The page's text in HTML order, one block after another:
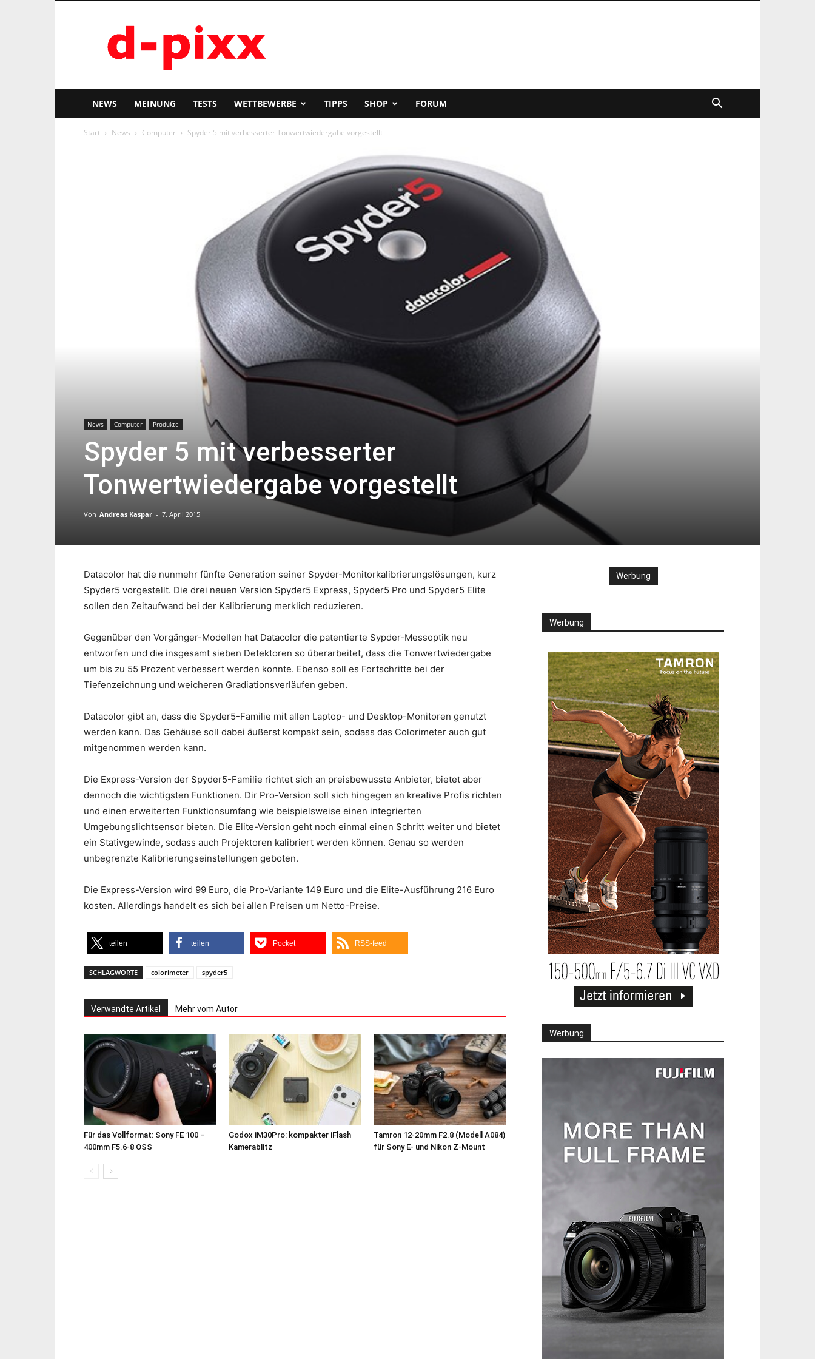
pixx
NEWS MEINUNG TESTS WETTBEWERBE TIPPS SHOP FORUM
Start News Computer Spyder 5 mit verbesserter Tonwertwiedergabe vorgestellt
News Computer Produkte
Spyder 5 mit verbesserter
Tonwertwiedergabe vorgestellt
Von Andreas Kaspar - 7. April 2015
Datacolor hat die nunmehr fünfte Generation seiner Spyder-Monitorkalibrierungslösungen, kurz
Spyder5 vorgestellt. Die drei neuen Version Spyder5 Express, Spyder5 Pro und Spyder5 Elite
sollen den Zeitaufwand bei der Kalibrierung merklich reduzieren.
Gegenüber den Vorgänger-Modellen hat Datacolor die patentierte Sypder-Messoptik neu
entworfen und die insgesamt sieben Detektoren so überarbeitet, dass die Tonwertwiedergabe
um bis zu 55 Prozent verbessert werden konnte. Ebenso soll es Fortschritte bei der
Tiefenzeichnung und weicheren Gradiationsverläufen geben.
Datacolor gibt an, dass die Spyder5-Familie mit allen Laptop- und Desktop-Monitoren genutzt
werden kann. Das Gehäuse soll dabei äußerst kompakt sein, sodass das Colorimeter auch gut
mitgenommen werden kann.
Die Express-Version der Spyder5-Familie richtet sich an preisbewusste Anbieter, bietet aber
dennoch die wichtigsten Funktionen. Dir Pro-Version soll sich hingegen an kreative Profis richten
und einen erweiterten Funktionsumfang wie beispielsweise einen integrierten
Umgebungslichtsensor bieten. Die Elite-Version geht noch einmal einen Schritt weiter und bietet
ein Stativgewinde, sodass auch Projektoren kalibriert werden können. Genau so werden
unbegrenzte Kalibrierungseinstellungen geboten.
Die Express-Version wird 99 Euro, die Pro-Variante 149 Euro und die Elite-Ausführung 216 Euro
kosten. Allerdings handelt es sich bei allen Preisen um Netto-Preise.
teilen teilen Pocket RSS-feed
SCHLAGWORTE colorimeter spyder5
Verwandte Artikel Mehr vom Autor
Für das Vollformat: Sony FE 100 –
400mm F5.6-8 OSS
Godox iM30Pro: kompakter iFlash
Kamerablitz
Tamron 12-20mm F2.8 (Modell A084)
für Sony E- und Nikon Z-Mount
Werbung
Werbung
Werbung